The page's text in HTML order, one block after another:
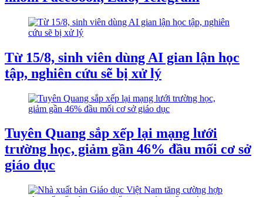
Từ 15/8, sinh viên dùng AI gian lận học
tập, nghiên cứu sẽ bị xử lý
Tuyên Quang sắp xếp lại mạng lưới
trường học, giảm gần 46% đầu mối cơ sở
giáo dục